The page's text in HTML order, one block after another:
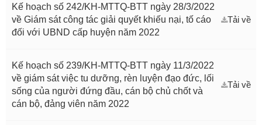
Kế hoạch số 242/KH-MTTQ-BTT ngày 28/3/2022
về Giám sát công tác giải quyết khiếu nại, tố cáo
đối với UBND cấp huyện năm 2022
Tải về
Kế hoạch số 239/KH-MTTQ-BTT ngày 11/3/2022
về giám sát việc tu dưỡng, rèn luyện đạo đức, lối
sống của người đứng đầu, cán bộ chủ chốt và
cán bộ, đảng viên năm 2022
Tải về